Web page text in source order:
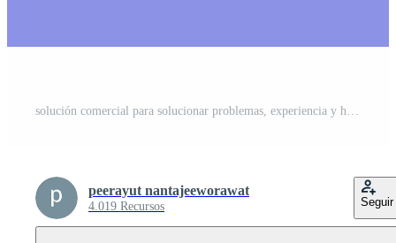
solución comercial para solucionar problemas, experiencia y habilidad para impulsar el éxito, liderazgo para conectar la estrategia de la parte comercial, equipo de reparación de empresarios o rueda dentada para hacer que la máquina funcione bien Vector Pro
peerayut nantajeeworawat
4.019 Recursos Seguir